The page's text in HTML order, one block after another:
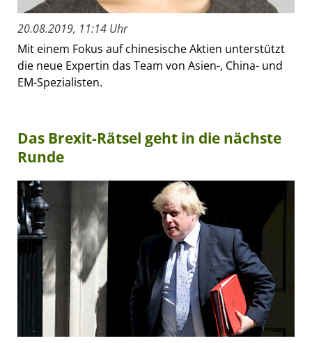
20.08.2019, 11:14 Uhr
Mit einem Fokus auf chinesische Aktien unterstützt
die neue Expertin das Team von Asien-, China- und
EM-Spezialisten.
Das Brexit-Rätsel geht in die nächste
Runde